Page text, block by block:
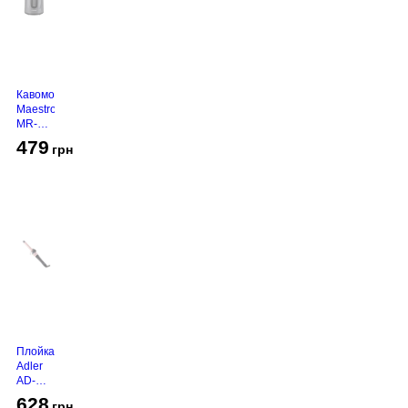
Кавомолка
Maestro
MR-
450
Grey
479 грн
Плойка
Adler
AD-
2116
628